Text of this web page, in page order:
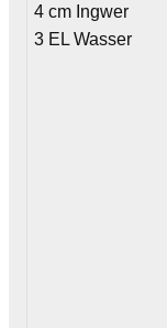
4 cm Ingwer
3 EL Wasser